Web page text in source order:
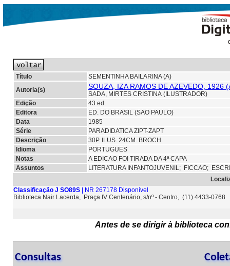
Título
SEMENTINHA BAILARINA (A)
Autoria(s)
SOUZA, IZA RAMOS DE AZEVEDO, 1926
SADA, MIRTES CRISTINA (ILUSTRADOR)
Edição
43 ed.
Editora
ED. DO BRASIL (SAO PAULO)
Data
1985
Série
PARADIDATICA ZIPT-ZAPT
Descrição
30P. ILUS. 24CM. BROCH.
Idioma
PORTUGUES
Notas
A EDICAO FOI TIRADA DA 4ª CAPA
Assuntos
LITERATURA INFANTOJUVENIL; FICCAO;
Classificação J SO89S | NR 267178 Disponível
Biblioteca Nair Lacerda, Praça IV Centenário, s/nº - Centro, (11) 4433-0768
Antes de se dirigir à biblioteca
Consultas